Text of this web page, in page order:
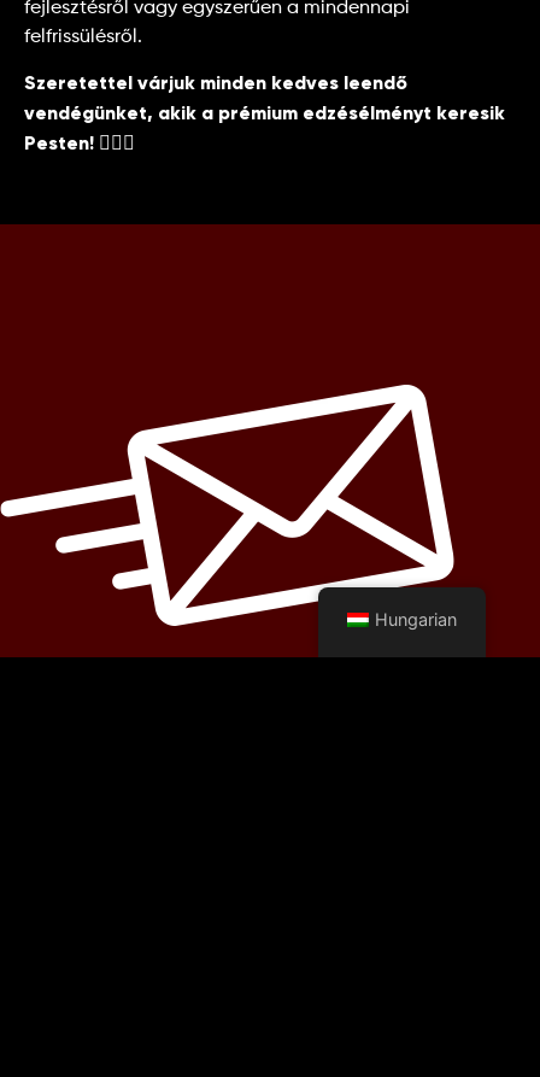
fejlesztésről vagy egyszerűen a mindennapi
felfrissülésről.
Szeretettel várjuk minden kedves leendő
vendégünket, akik a prémium edzésélményt keresik
Pesten! 🏋️‍♂️🔥
Hungarian